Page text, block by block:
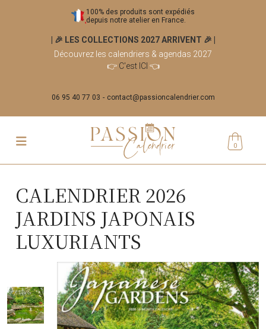
100% des produits sont expédiés
depuis notre atelier en France.
| 🎉 LES COLLECTIONS 2027 ARRIVENT 🎉
Découvrez les calendriers & agendas 2027
👉 C'est ICI 👈
06 95 40 77 03 contact@passioncalendrier.com
0
CALENDRIER 2026
JARDINS JAPONAIS
LUXURIANTS